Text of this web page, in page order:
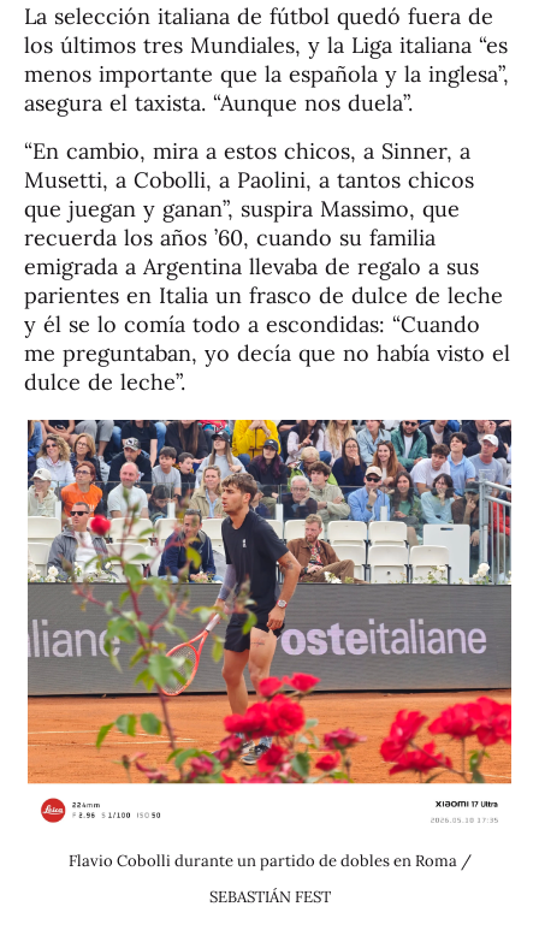
La selección italiana de fútbol quedó fuera de
los últimos tres Mundiales, y la Liga italiana “es
menos importante que la española y la inglesa”,
asegura el taxista. “Aunque nos duela”.
“En cambio, mira a estos chicos, a Sinner, a
Musetti, a Cobolli, a Paolini, a tantos chicos
que juegan y ganan”, suspira Massimo, que
recuerda los años ’60, cuando su familia
emigrada a Argentina llevaba de regalo a sus
parientes en Italia un frasco de dulce de leche
y él se lo comía todo a escondidas: “Cuando
me preguntaban, yo decía que no había visto el
dulce de leche”.
Flavio Cobolli durante un partido de dobles en Roma /
SEBASTIÁN FEST